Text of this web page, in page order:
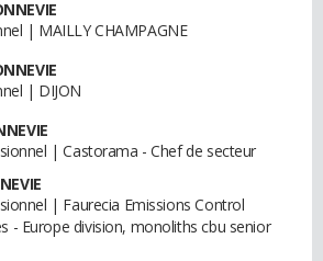
| MAILLY CHAMPAGNE
| DIJON
| Castorama - Chef de secteur
| Faurecia Emissions Control
- Europe division, monoliths cbu senior